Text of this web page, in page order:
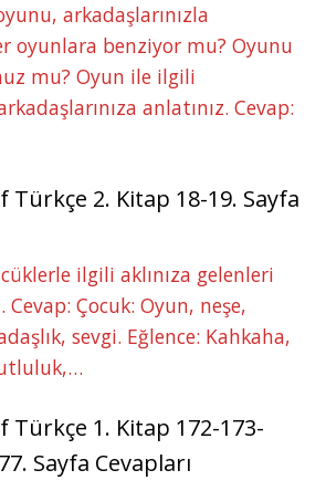
arkadaşlarınızla
oyunlara benziyor mu? Oyunu
mu? Oyun ile ilgili
anlatınız. Cevap:
Türkçe 2. Kitap 18-19. Sayfa
ilgili aklınıza gelenleri
Cevap: Çocuk: Oyun, neşe,
sevgi. Eğlence: Kahkaha,
Türkçe 1. Kitap 172-173-
Sayfa Cevapları